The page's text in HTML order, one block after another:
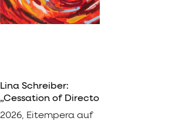
Lina Schreiber:
„Cessation of Directors“
2026, Eitempera auf